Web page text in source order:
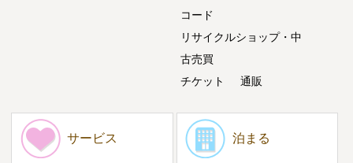
コード
リサイクルショップ・中
古売買
チケット
通販
サービス 泊まる